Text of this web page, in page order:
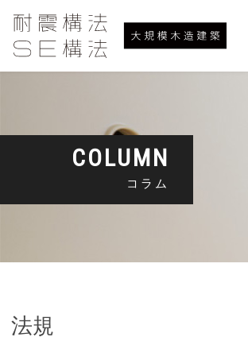
COLUMN
コラム
法規